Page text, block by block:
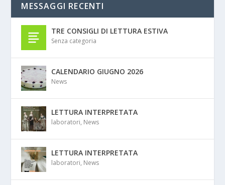
MESSAGGI RECENTI
TRE CONSIGLI DI LETTURA ESTIVA
Senza categoria
CALENDARIO GIUGNO 2026
News
LETTURA INTERPRETATA
laboratori, News
LETTURA INTERPRETATA
laboratori, News